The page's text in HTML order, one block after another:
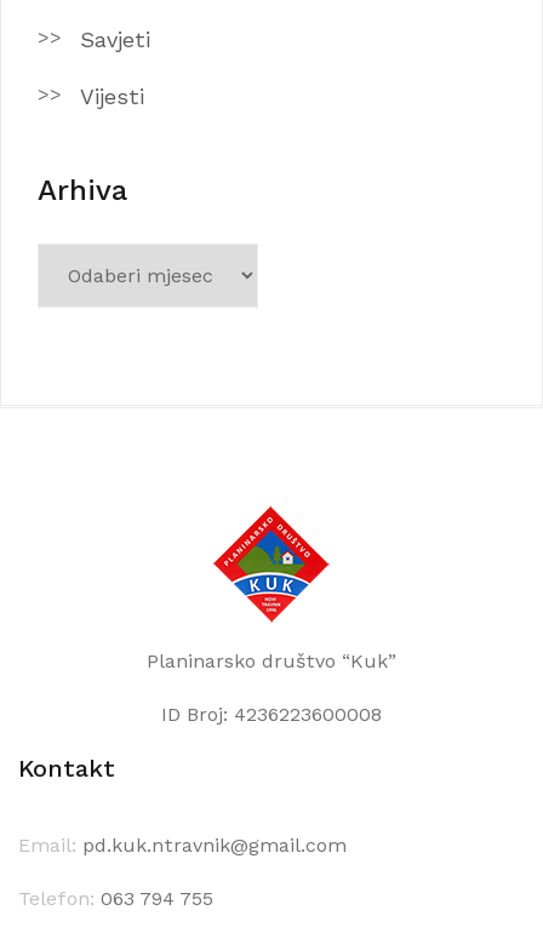
Savjeti
Vijesti
Arhiva
Planinarsko društvo “Kuk”
ID Broj: 4236223600008
Kontakt
Email: pd.kuk.ntravnik@gmail.com
Telefon: 063 794 755